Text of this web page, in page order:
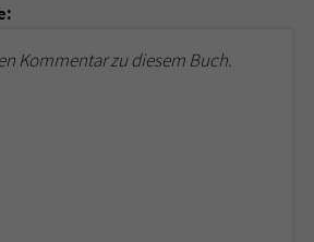
Kommentar zu diesem Buch.